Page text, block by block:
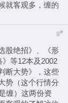
就客观多，缠的
9#
股绝招》、《形
等12本及2002
断大势》，这些
势（这个行情分
缠）这两份资